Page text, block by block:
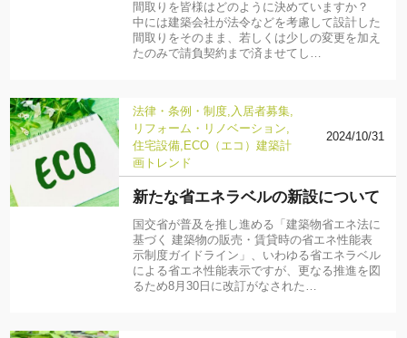
間取りを皆様はどのように決めていますか？
中には建築会社が法令などを考慮して設計した
間取りをそのまま、若しくは少しの変更を加え
たのみで請負契約まで済ませてし…
法律・条例・制度 入居者募集
リフォーム・リノベーション
住宅設備 ECO（エコ）建築計
画 トレンド
2024/10/31
新たな省エネラベルの新設について
国交省が普及を推し進める「建築物省エネ法に
基づく 建築物の販売・賃貸時の省エネ性能表
示制度ガイドライン」、いわゆる省エネラベル
による省エネ性能表示ですが、更なる推進を図
るため8月30日に改訂がなされた…